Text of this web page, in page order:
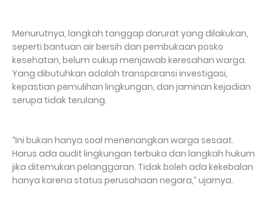
Menurutnya, langkah tanggap darurat yang dilakukan,
seperti bantuan air bersih dan pembukaan posko
kesehatan, belum cukup menjawab keresahan warga.
Yang dibutuhkan adalah transparansi investigasi,
kepastian pemulihan lingkungan, dan jaminan kejadian
serupa tidak terulang.
“Ini bukan hanya soal menenangkan warga sesaat.
Harus ada audit lingkungan terbuka dan langkah hukum
jika ditemukan pelanggaran. Tidak boleh ada kekebalan
hanya karena status perusahaan negara,” ujarnya.